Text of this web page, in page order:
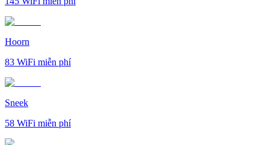
Hoorn
83 WiFi miễn phí
Sneek
58 WiFi miễn phí